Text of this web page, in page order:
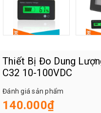
Thiết Bị Đo Dung
C32 10-100VDC
Đánh giá sản phẩm
140.000₫